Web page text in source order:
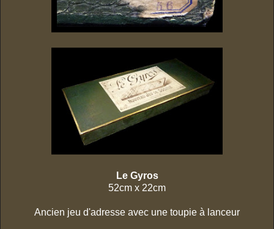
Le Gyros
52cm x 22cm
Ancien jeu d'adresse avec une toupie à lanceur